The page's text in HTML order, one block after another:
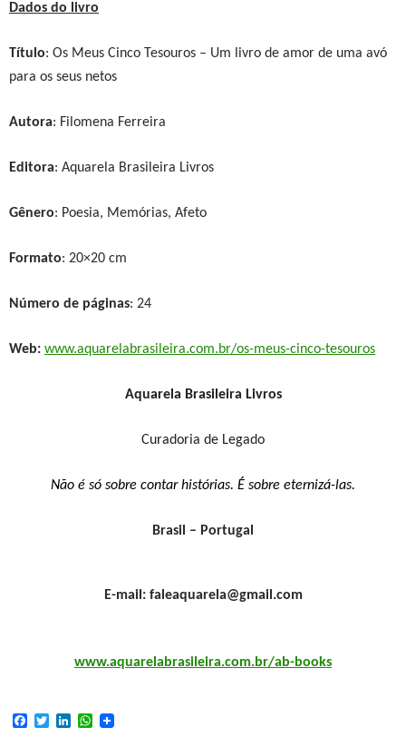
Dados do livro
Título: Os Meus Cinco Tesouros – Um livro de amor de uma avó
para os seus netos
Autora: Filomena Ferreira
Editora: Aquarela Brasileira Livros
Gênero: Poesia, Memórias, Afeto
Formato: 20×20 cm
Número de páginas: 24
Web: www.aquarelabrasileira.com.br/os-meus-cinco-tesouros
Aquarela Brasileira Livros
Curadoria de Legado
Não é só sobre contar histórias. É sobre eternizá-las.
Brasil – Portugal
E-mail: faleaquarela@gmail.com
www.aquarelabrasileira.com.br/ab-books
F
T
W